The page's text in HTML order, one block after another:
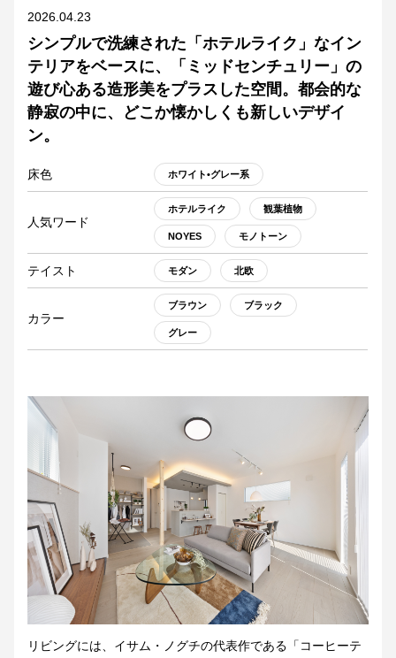
2026.04.23
シンプルで洗練された「ホテルライク」なイン
テリアをベースに、「ミッドセンチュリー」の
遊び心ある造形美をプラスした空間。都会的な
静寂の中に、どこか懐かしくも新しいデザイ
ン。
床色 ホワイト•グレー系
人気ワード
ホテルライク 観葉植物
NOYES モノトーン
テイスト モダン 北欧
カラー
ブラウン ブラック
グレー
リビングには、イサム・ノグチの代表作である「コーヒーテ